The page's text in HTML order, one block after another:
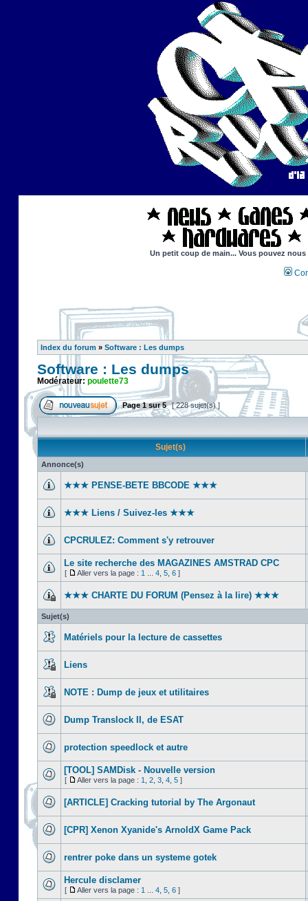
Un petit coup de main... Vous pouvez
Index du forum » Software : Les dumps
Software : Les dumps
Modérateur: poulette73
Page1sur5 [ 228 sujet(s) ]
Sujet(s)
Annonce(s)
★★★ PENSE-BETE BBCODE ★★★
★★★ Liens / Suivez-les ★★★
CPCRULEZ: Comment s'y retrouver‎
Le site recherche des MAGAZINES AMSTRAD CPC
[ Aller vers la page : 1 4 5 6 ]
★★★ CHARTE DU FORUM (Pensez à la lire) ★★★
Sujet(s)
Matériels pour la lecture de cassettes
Liens
NOTE : Dump de jeux et utilitaires
Dump Translock II, de ESAT
protection speedlock et autre
[TOOL] SAMDisk - Nouvelle version
[ Aller vers la page : 1 2 3 4 5 ]
[ARTICLE] Cracking tutorial by The Argonaut
[CPR] Xenon Xyanide's ArnoldX Game Pack
rentrer poke dans un systeme gotek
Hercule disclamer
[ Aller vers la page : 1 4 5 6 ]